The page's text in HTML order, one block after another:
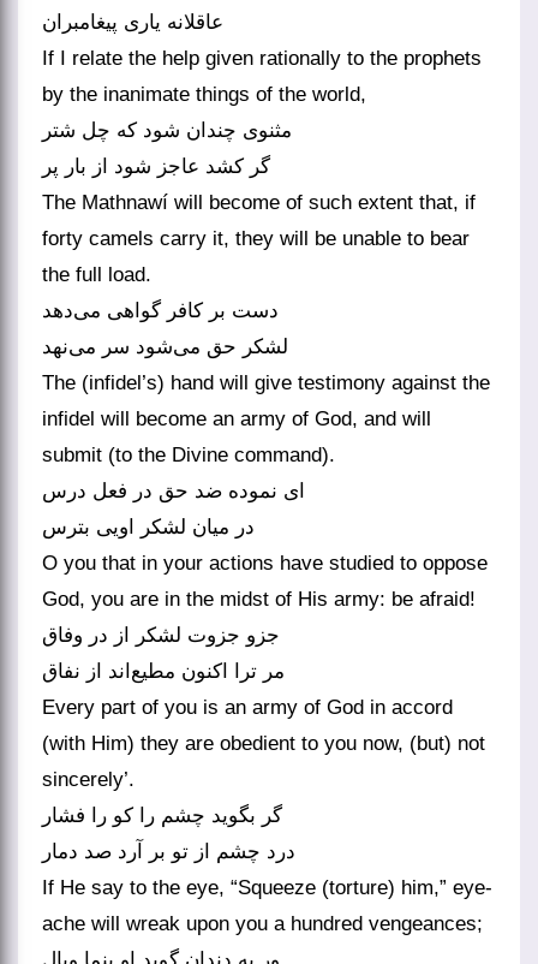
عاقلانه یاری پیغامبران
If I relate the help given rationally to the prophets
by the inanimate things of the world,
مثنوی چندان شود که چل شتر
گر کشد عاجز شود از بار پر
The Mathnawí will become of such extent that, if
forty camels carry it, they will be unable to bear
the full load.
دست بر کافر گواهی می‌دهد
لشکر حق می‌شود سر می‌نهد
The (infidel’s) hand will give testimony against the
infidel will become an army of God, and will
submit (to the Divine command).
ای نموده ضد حق در فعل درس
در میان لشکر اویی بترس
O you that in your actions have studied to oppose
God, you are in the midst of His army: be afraid!
جزو جزوت لشکر از در وفاق
مر ترا اکنون مطیع‌اند از نفاق
Every part of you is an army of God in accord
(with Him) they are obedient to you now, (but) not
sincerely’.
گر بگوید چشم را کو را فشار
درد چشم از تو بر آرد صد دمار
If He say to the eye, “Squeeze (torture) him,” eye-
ache will wreak upon you a hundred vengeances;